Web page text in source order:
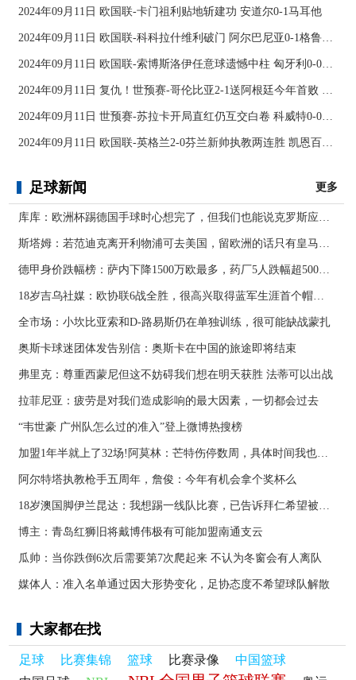
2024年09月11日 欧国联-卡门祖利贴地斩建功 安道尔0-1马耳他
2024年09月11日 欧国联-科科拉什维利破门 阿尔巴尼亚0-1格鲁吉亚
2024年09月11日 欧国联-索博斯洛伊任意球遗憾中柱 匈牙利0-0战平波黑
2024年09月11日 复仇！世预赛-哥伦比亚2-1送阿根廷今年首败 J罗传射奥塔门迪送点
2024年09月11日 世预赛-苏拉卡开局直红仍互交白卷 科威特0-0伊拉克
2024年09月11日 欧国联-英格兰2-0芬兰新帅执教两连胜 凯恩百场里程碑双响
足球新闻 更多
库库：欧洲杯踢德国手球时心想完了，但我们也能说克罗斯应被罚下
斯塔姆：若范迪克离开利物浦可去美国，留欧洲的话只有皇马可行
德甲身价跌幅榜：萨内下降1500万欧最多，药厂5人跌幅超500万欧
18岁吉乌社媒：欧协联6战全胜，很高兴取得蓝军生涯首个帽子戏法
全市场：小坎比亚索和D-路易斯仍在单独训练，很可能缺战蒙扎
奥斯卡球迷团体发告别信：奥斯卡在中国的旅途即将结束
弗里克：尊重西蒙尼但这不妨碍我们想在明天获胜 法蒂可以出战
拉菲尼亚：疲劳是对我们造成影响的最大因素，一切都会过去
“韦世豪 广州队怎么过的准入”登上微博热搜榜
加盟1年半就上了32场!阿莫林：芒特伤停数周，具体时间我也不知道
阿尔特塔执教枪手五周年，詹俊：今年有机会拿个奖杯么 ​​​
18岁澳国脚伊兰昆达：我想踢一线队比赛，已告诉拜仁希望被外租
博主：青岛红狮旧将戴博伟极有可能加盟南通支云
瓜帅：当你跌倒6次后需要第7次爬起来 不认为冬窗会有人离队
媒体人：准入名单通过因大形势变化，足协态度不希望球队解散
大家都在找
足球 比赛集锦 篮球 比赛录像
中国篮球